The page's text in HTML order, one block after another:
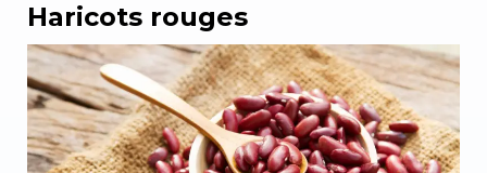
Haricots rouges